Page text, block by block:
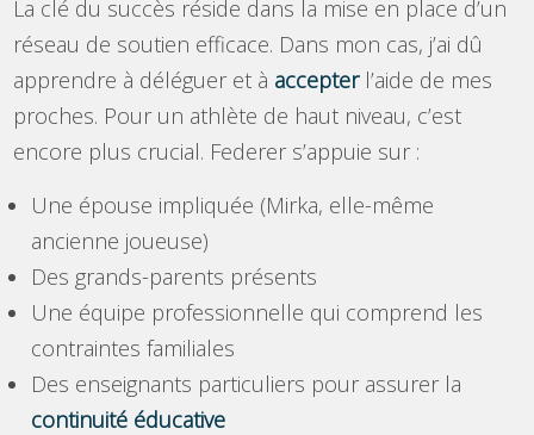
La clé du succès réside dans la mise en place d’un
réseau de soutien efficace. Dans mon cas, j’ai dû
apprendre à déléguer et à accepterl’aide de mes
proches. Pour un athlète de haut niveau, c’est
encore plus crucial. Federer s’appuie sur :
Une épouse impliquée (Mirka, elle-même
ancienne joueuse)
Des grands-parents présents
Une équipe professionnelle qui comprend les
contraintes familiales
Des enseignants particuliers pour assurer la
continuité éducative